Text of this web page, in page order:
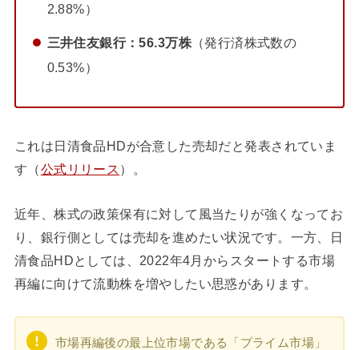
2.88%）
三井住友銀行：56.3万株（発行済株式数の
0.53%）
これは日清食品HDが合意した売却だと発表されていま
す（公式リリース ）。
近年、株式の政策保有に対して風当たりが強くなってお
り、銀行側としては売却を進めたい状況です。一方、日
清食品HDとしては、2022年4月からスタートする市場
再編に向けて流動株を増やしたい思惑があります。
市場再編後の最上位市場である「プライム市場」